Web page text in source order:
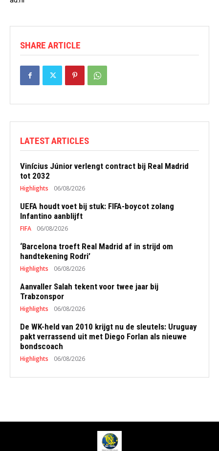
SHARE ARTICLE
LATEST ARTICLES
Vinícius Júnior verlengt contract bij Real Madrid
tot 2032
Highlights 06/08/2026
UEFA houdt voet bij stuk: FIFA-boycot zolang
Infantino aanblijft
FIFA 06/08/2026
‘Barcelona troeft Real Madrid af in strijd om
handtekening Rodri’
Highlights 06/08/2026
Aanvaller Salah tekent voor twee jaar bij
Trabzonspor
Highlights 06/08/2026
De WK-held van 2010 krijgt nu de sleutels: Uruguay
pakt verrassend uit met Diego Forlan als nieuwe
bondscoach
Highlights 06/08/2026